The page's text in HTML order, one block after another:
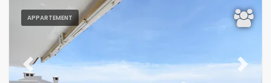
APPARTEMENT
Previous Next